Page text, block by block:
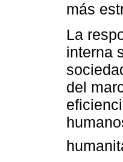
más
La
interna
del